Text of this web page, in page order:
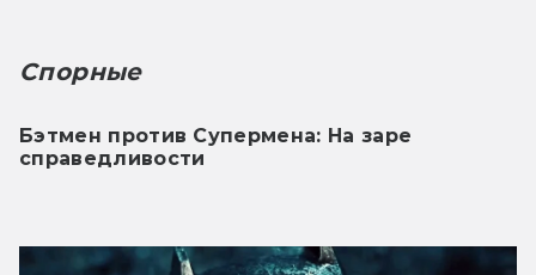
Спорные
Бэтмен против Супермена: На заре
справедливости